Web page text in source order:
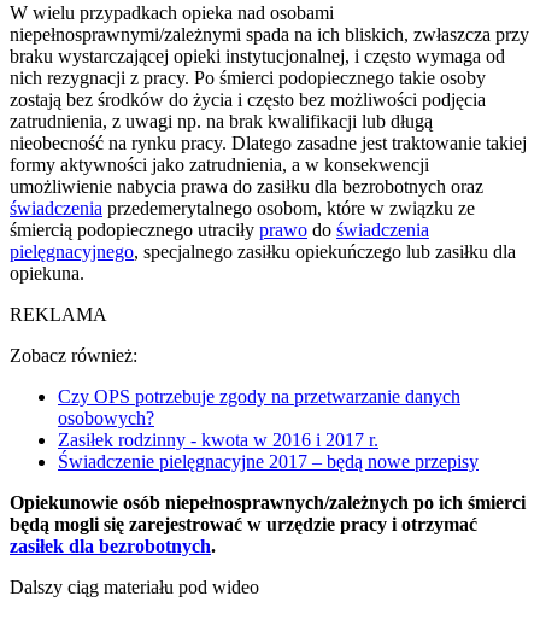
W wielu przypadkach opieka nad osobami
niepełnosprawnymi/zależnymi spada na ich bliskich, zwłaszcza przy
braku wystarczającej opieki instytucjonalnej, i często wymaga od
nich rezygnacji z pracy. Po śmierci podopiecznego takie osoby
zostają bez środków do życia i często bez możliwości podjęcia
zatrudnienia, z uwagi np. na brak kwalifikacji lub długą
nieobecność na rynku pracy. Dlatego zasadne jest traktowanie takiej
formy aktywności jako zatrudnienia, a w konsekwencji
umożliwienie nabycia prawa do zasiłku dla bezrobotnych oraz
świadczenia przedemerytalnego osobom, które w związku ze
śmiercią podopiecznego utraciły prawo do świadczenia
pielęgnacyjnego, specjalnego zasiłku opiekuńczego lub zasiłku dla
opiekuna.
REKLAMA
Zobacz również:
Czy OPS potrzebuje zgody na przetwarzanie danych
osobowych?
Zasiłek rodzinny - kwota w 2016 i 2017 r.
Świadczenie pielęgnacyjne 2017 – będą nowe przepisy
Opiekunowie osób niepełnosprawnych/zależnych po ich śmierci
będą mogli się zarejestrować w urzędzie pracy i otrzymać
zasiłek dla bezrobotnych.
Dalszy ciąg materiału pod wideo